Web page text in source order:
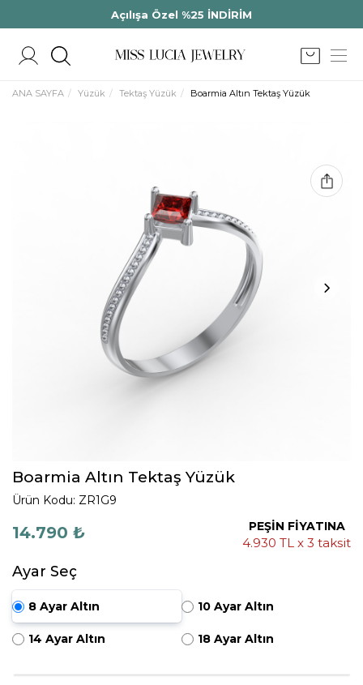
Açılışa Özel %25 İNDİRİM
ANA SAYFA Yüzük Tektaş Yüzük Boarmia Altın Tektaş Yüzük
Boarmia Altın Tektaş Yüzük
Ürün Kodu: ZR1G9
14.790 ₺ PEŞİN FİYATINA
4.930 TL x 3 taksit
Ayar Seç
8 Ayar Altın 10 Ayar Altın
14 Ayar Altın 18 Ayar Altın